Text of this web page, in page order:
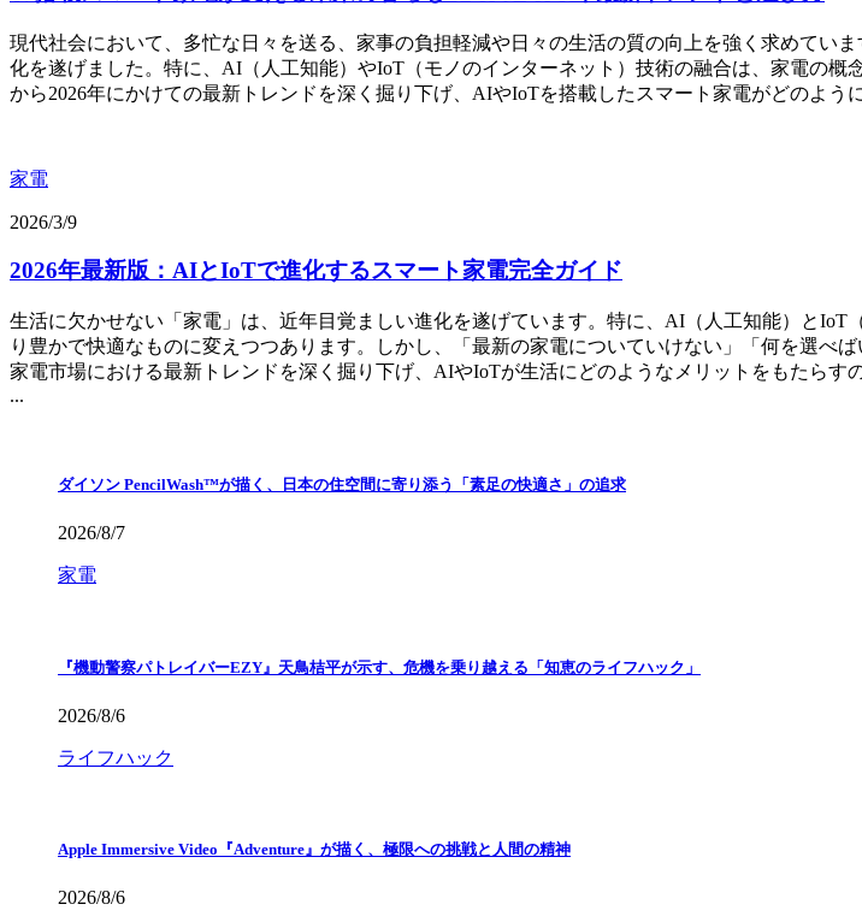
現代社会において、多忙な日々を送る、家事の負担軽減や日々の生活の質の向上を強く求めてい
化を遂げました。特に、AI（人工知能）やIoT（モノのインターネット）技術の融合は、家電の
から2026年にかけての最新トレンドを深く掘り下げ、AIやIoTを搭載したスマート家電がどのよ
家電
2026/3/9
2026年最新版：AIとIoTで進化するスマート家電完全ガイド
生活に欠かせない「家電」は、近年目覚ましい進化を遂げています。特に、AI（人工知能）と
り豊かで快適なものに変えつつあります。しかし、「最新の家電についていけない」「何を選べ
家電市場における最新トレンドを深く掘り下げ、AIやIoTが生活にどのようなメリットをもたら
...
ダイソン PencilWash™が描く、日本の住空間に寄り添う「素足の快適さ」の追求
2026/8/7
家電
『機動警察パトレイバーEZY』天鳥桔平が示す、危機を乗り越える「知恵のライフハック」
2026/8/6
ライフハック
Apple Immersive Video『Adventure』が描く、極限への挑戦と人間の精神
2026/8/6